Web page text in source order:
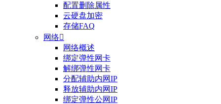
配置删除属性
云硬盘加密
存储FAQ
网络
网络概述
绑定弹性网卡
解绑弹性网卡
分配辅助内网IP
释放辅助内网IP
绑定弹性公网IP